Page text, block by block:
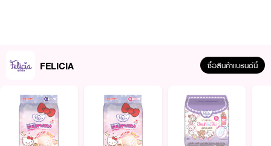
FELICIA ซื้อสินค้าแบรนด์นี้